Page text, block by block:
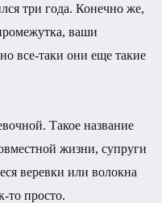
три года. Конечно же,
ваши
все-таки они еще такие
Такое название
жизни, супруги
веревки или волокна
то просто.